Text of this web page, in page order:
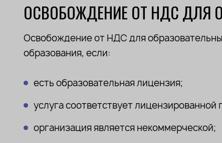
ОСВОБОЖДЕНИЕ ОТ НДС ДЛЯ
Освобождение от НДС для
образования, если:
есть образовательная лицензия;
услуга соответствует лицензированной
организация является некоммерческой;